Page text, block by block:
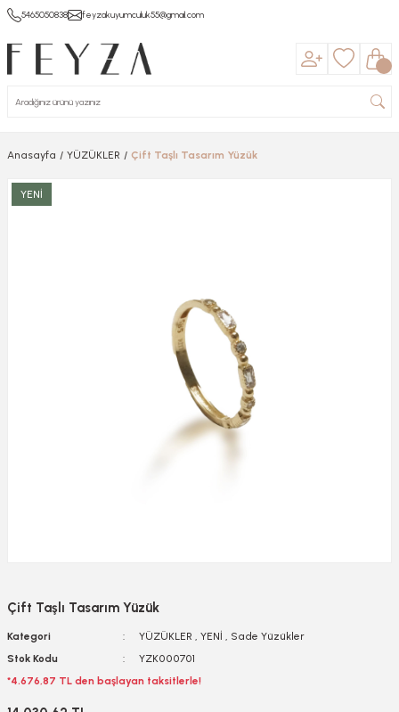
5465050838 feyzakuyumculuk55@gmail.com
Anasayfa YÜZÜKLER Çift Taşlı Tasarım Yüzük
YENİ
Çift Taşlı Tasarım Yüzük
Kategori YÜZÜKLER , YENİ , Sade Yüzükler
Stok Kodu
YZK000701
*4.676,87 TL den başlayan taksitlerle!